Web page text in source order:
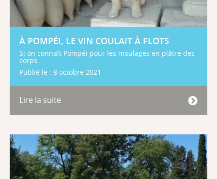
À POMPÉI, LE VIN COULAIT À FLOTS
Si on connaît Pompéi pour les moulages en plâtre des
corps...
Publié le : 8 octobre 2021
Lire la suite